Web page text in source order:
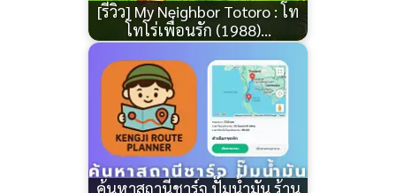
[รีวิว] My Neighbor Totoro : โท
โทโร่เพื่อนรัก (1988)…
ค้นหาสถานีชาร์จ ปั๊มน้ำมัน ร้าน